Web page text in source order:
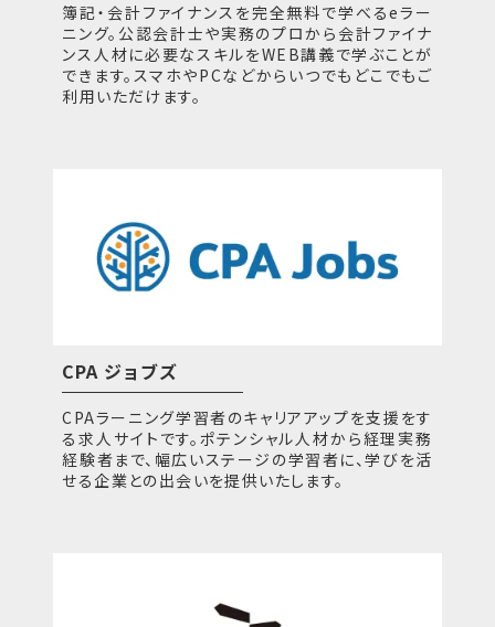
簿記・会計ファイナンスを完全無料で学べるeラー
ニング。公認会計士や実務のプロから会計ファイナ
ンス人材に必要なスキルをWEB講義で学ぶことが
できます。スマホやPCなどからいつでもどこでもご
利用いただけます。
CPA ジョブズ
CPAラーニング学習者のキャリアアップを支援をす
る求人サイトです。ポテンシャル人材から経理実務
経験者まで、幅広いステージの学習者に、学びを活
せる企業との出会いを提供いたします。